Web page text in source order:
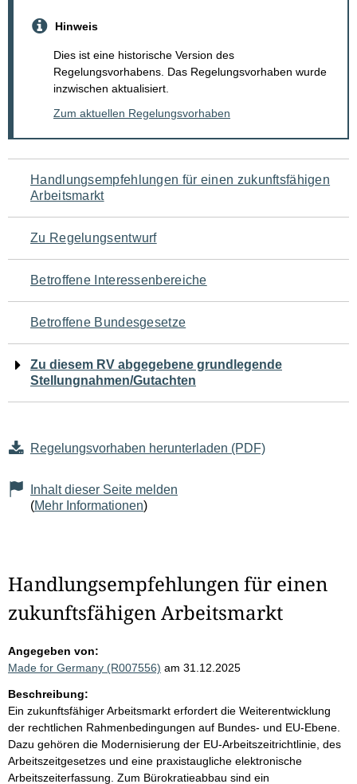
Hinweis
Dies ist eine historische Version des
Regelungsvorhabens. Das Regelungsvorhaben wurde
inzwischen aktualisiert.
Zum aktuellen Regelungsvorhaben
Navigation
für
den
Seiteninhalt
Handlungsempfehlungen für einen zukunftsfähigen
Arbeitsmarkt
Zu Regelungsentwurf
Betroffene Interessenbereiche
Betroffene Bundesgesetze
Zu diesem RV abgegebene grundlegende
Stellungnahmen/Gutachten
Regelungsvorhaben herunterladen (PDF)
Inhalt dieser Seite melden
(Mehr Informationen)
Handlungsempfehlungen für einen
zukunftsfähigen Arbeitsmarkt
Angegeben von:
Made for Germany (R007556) am 31.12.2025
Beschreibung:
Ein zukunftsfähiger Arbeitsmarkt erfordert die Weiterentwicklung
der rechtlichen Rahmenbedingungen auf Bundes- und EU-Ebene.
Dazu gehören die Modernisierung der EU-Arbeitszeitrichtlinie, des
Arbeitszeitgesetzes und eine praxistaugliche elektronische
Arbeitszeiterfassung. Zum Bürokratieabbau sind ein